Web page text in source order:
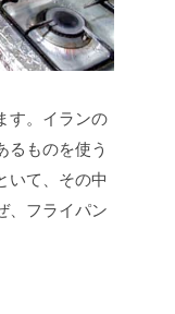
す。イランの
るものを使う
いて、その中
、フライパン